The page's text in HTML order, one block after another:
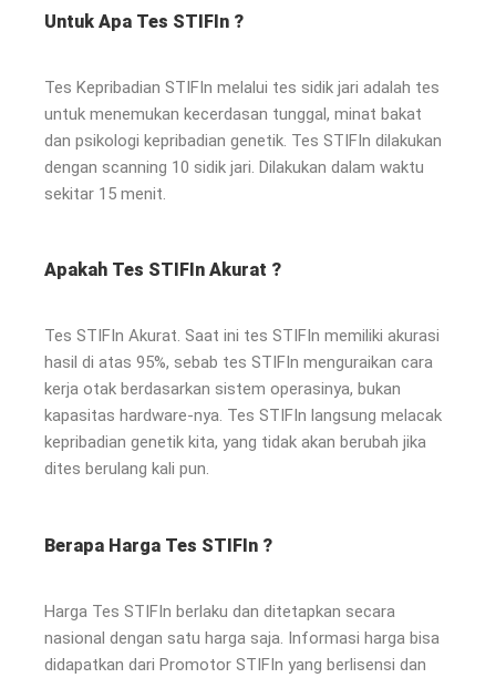
Untuk Apa Tes STIFIn ?
Tes Kepribadian STIFIn melalui tes sidik jari adalah tes
untuk menemukan kecerdasan tunggal, minat bakat
dan psikologi kepribadian genetik. Tes STIFIn dilakukan
dengan scanning 10 sidik jari. Dilakukan dalam waktu
sekitar 15 menit.
Apakah Tes STIFIn Akurat ?
Tes STIFIn Akurat. Saat ini tes STIFIn memiliki akurasi
hasil di atas 95%, sebab tes STIFIn menguraikan cara
kerja otak berdasarkan sistem operasinya, bukan
kapasitas hardware-nya. Tes STIFIn langsung melacak
kepribadian genetik kita, yang tidak akan berubah jika
dites berulang kali pun.
Berapa Harga Tes STIFIn ?
Harga Tes STIFIn berlaku dan ditetapkan secara
nasional dengan satu harga saja. Informasi harga bisa
didapatkan dari Promotor STIFIn yang berlisensi dan